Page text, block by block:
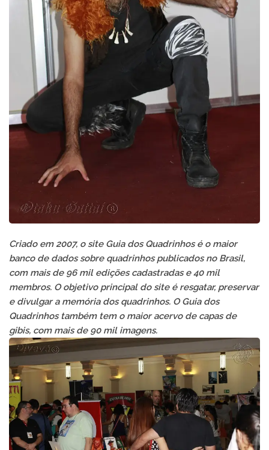
Criado em 2007, o site Guia dos Quadrinhos é o maior
banco de dados sobre quadrinhos publicados no Brasil,
com mais de 96 mil edições cadastradas e 40 mil
membros. O objetivo principal do site é resgatar, preservar
e divulgar a memória dos quadrinhos. O Guia dos
Quadrinhos também tem o maior acervo de capas de
gibis, com mais de 90 mil imagens.